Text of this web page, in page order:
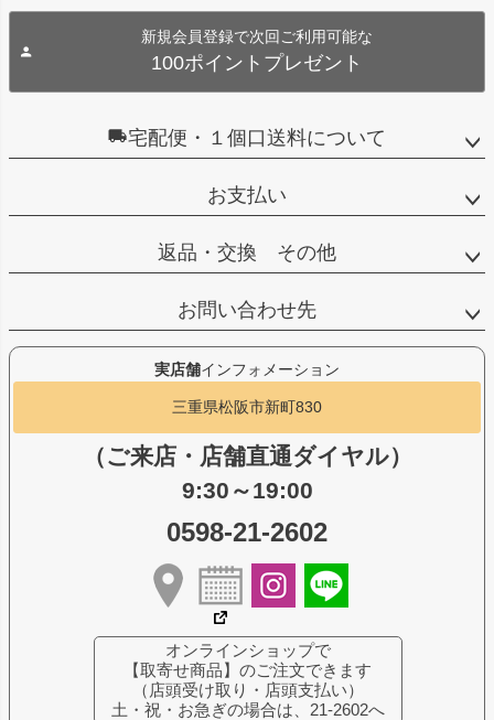
新規会員登録で次回ご利用可能な
100ポイントプレゼント
宅配便・１個口送料について
お支払い
返品・交換 その他
お問い合わせ先
実店舗インフォメーション
三重県松阪市新町830
（ご来店・店舗直通ダイヤル）
9:30～19:00
0598-21-2602
オンラインショップで
【取寄せ商品】のご注文できます
（店頭受け取り・店頭支払い）
土・祝・お急ぎの場合は、21-2602へ